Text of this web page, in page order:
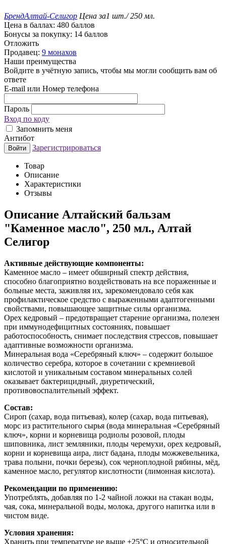
БрендАлтай-Селигор Цена за1 шт./ 250 мл.
Цена в баллах: 480 баллов
Бонусы за покупку: 14 баллов
Отложить
Продавец: 9 монахов
Наши преимущества
Войдите в учётную запись, чтобы мы могли сообщить вам об
ответе
E-mail или Номер телефона
Пароль
Вход по коду
Запомнить меня
Антибот
Войти Зарегистрироваться
Товар
Описание
Характеристики
Отзывы
Описание Алтайский бальзам
"Каменное масло", 250 мл., Алтай
Селигор
Активные действующие компоненты:
Каменное масло – имеет обширный спектр действия,
способно благоприятно воздействовать на все пораженные и
больные места, заживляя их, зарекомендовало себя как
профилактическое средство с выраженными адаптогенными
свойствами, повышающее защитные силы организма.
Орех кедровый – предотвращает старение организма, полезен
при иммунодефицитных состояниях, повышает
работоспособность, снимает последствия стрессов, повышает
адаптивные возможности организма.
Минеральная вода «Серебряный ключ» – содержит большое
количество серебра, которое в сочетании с кремниевой
кислотой и уникальным составом минеральных солей
оказывает бактерицидный, диуретический,
противовоспалительный эффект.
Состав:
Сироп (сахар, вода питьевая), колер (сахар, вода питьевая),
морс из растительного сырья (вода минеральная «Серебряный
ключ», корни и корневища родиолы розовой, плоды
шиповника, лист земляники, плоды черемухи, орех кедровый,
корни и корневища аира, лист бадана, плоды можжевельника,
трава полыни, почки березы), сок черноплодной рябины, мёд,
каменное масло, регулятор кислотности (лимонная кислота).
Рекомендации по применению:
Употреблять, добавляя по 1-2 чайной ложки на стакан воды,
чая, сока, минеральной воды, молока, другого напитка или в
чистом виде.
Условия хранения:
Хранить при температуре не выше +25°С и относительной